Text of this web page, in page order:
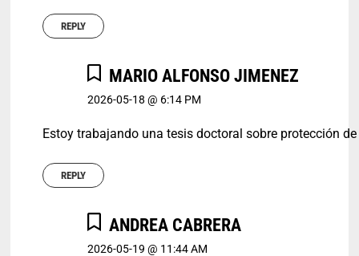
REPLY
MARIO ALFONSO JIMENEZ
2026-05-18 @ 6:14 PM
Estoy trabajando una tesis doctoral sobre protección
REPLY
ANDREA CABRERA
2026-05-19 @ 11:44 AM